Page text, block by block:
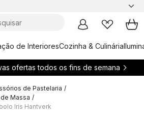
de InterioresCozinha & Culinária
ofertas todos os fins de semana
de Pastelaria /
Massa /
Iris Hantverk